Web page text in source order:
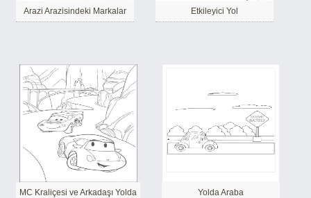
Arazi Arazisindeki Markalar Etkileyici Yol
MC Kraliçesi ve Arkadaşı Yolda Yolda Araba